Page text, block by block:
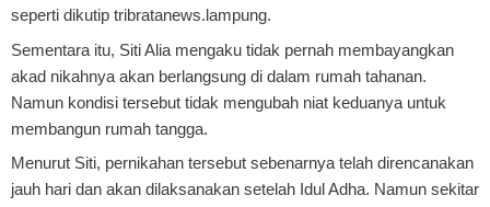
seperti dikutip tribratanews.lampung.
Sementara itu, Siti Alia mengaku tidak pernah membayangkan
akad nikahnya akan berlangsung di dalam rumah tahanan.
Namun kondisi tersebut tidak mengubah niat keduanya untuk
membangun rumah tangga.
Menurut Siti, pernikahan tersebut sebenarnya telah direncanakan
jauh hari dan akan dilaksanakan setelah Idul Adha. Namun sekitar